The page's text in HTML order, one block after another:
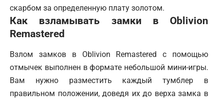
скарбом за определенную плату золотом.
Как взламывать замки в Oblivion
Remastered
Взлом замков в Oblivion Remastered с помощью
отмычек выполнен в формате небольшой мини-игры.
Вам нужно разместить каждый тумблер в
правильном положении, доведя их до верха замка в